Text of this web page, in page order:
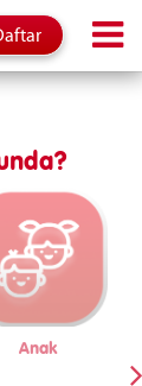
Anak